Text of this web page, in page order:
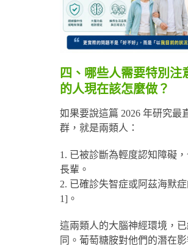
四、哪些人需要特別注
的人現在該怎麼做？
如果要說這篇 2026 年研究最
群，就是兩類人：
1. 已被診斷為輕度認知障礙
長輩。
2. 已確診失智症或阿茲海默
1]。
這兩類人的大腦神經環境，
同。葡萄糖胺對他們的潛在